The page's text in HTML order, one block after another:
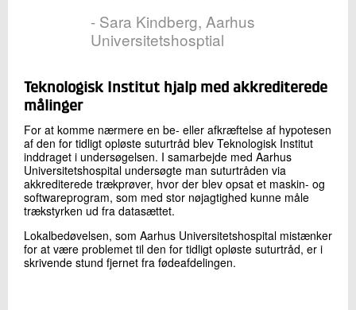
- Sara Kindberg, Aarhus
Universitetshosptial
Teknologisk Institut hjalp med akkrediterede
målinger
For at komme nærmere en be- eller afkræftelse af hypotesen
af den for tidligt opløste suturtråd blev Teknologisk Institut
inddraget i undersøgelsen. I samarbejde med Aarhus
Universitetshospital undersøgte man suturtråden via
akkrediterede trækprøver, hvor der blev opsat et maskin- og
softwareprogram, som med stor nøjagtighed kunne måle
trækstyrken ud fra datasættet.
Lokalbedøvelsen, som Aarhus Universitetshospital mistænker
for at være problemet til den for tidligt opløste suturtråd, er i
skrivende stund fjernet fra fødeafdelingen.